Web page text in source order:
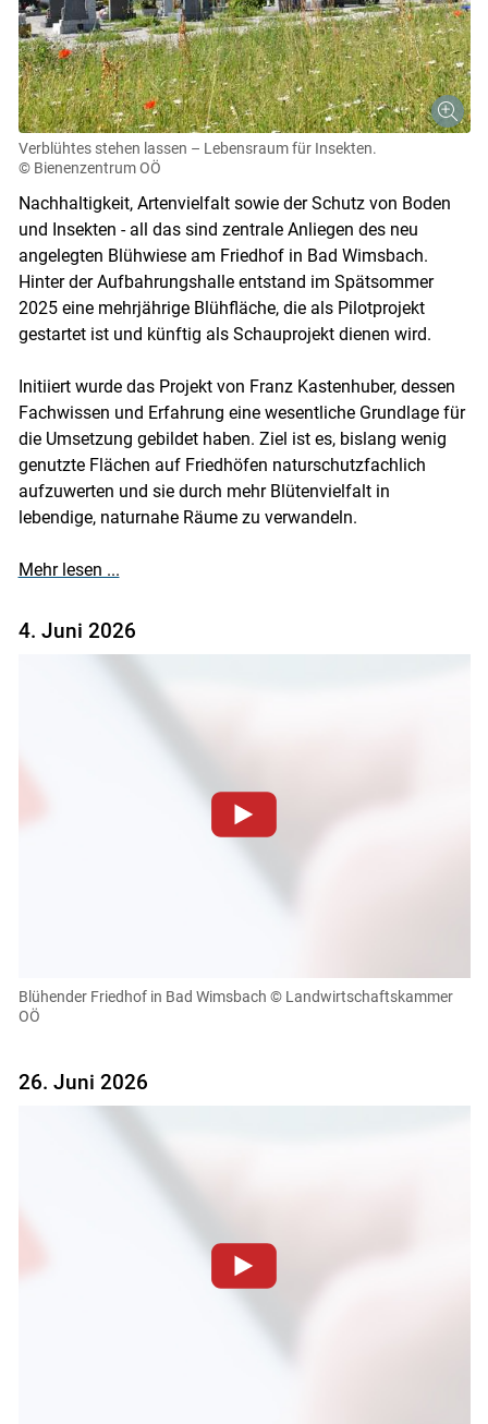
Verblühtes stehen lassen – Lebensraum für Insekten.
© Bienenzentrum OÖ
Nachhaltigkeit, Artenvielfalt sowie der Schutz von Boden
und Insekten - all das sind zentrale Anliegen des neu
angelegten Blühwiese am Friedhof in Bad Wimsbach.
Hinter der Aufbahrungshalle entstand im Spätsommer
2025 eine mehrjährige Blühfläche, die als Pilotprojekt
gestartet ist und künftig als Schauprojekt dienen wird.
Initiiert wurde das Projekt von Franz Kastenhuber, dessen
Fachwissen und Erfahrung eine wesentliche Grundlage für
die Umsetzung gebildet haben. Ziel ist es, bislang wenig
genutzte Flächen auf Friedhöfen naturschutzfachlich
aufzuwerten und sie durch mehr Blütenvielfalt in
lebendige, naturnahe Räume zu verwandeln.
Mehr lesen ...
4. Juni 2026
einsehen und korrigieren
Blühender Friedhof in Bad Wimsbach © Landwirtschaftskammer
OÖ
26. Juni 2026